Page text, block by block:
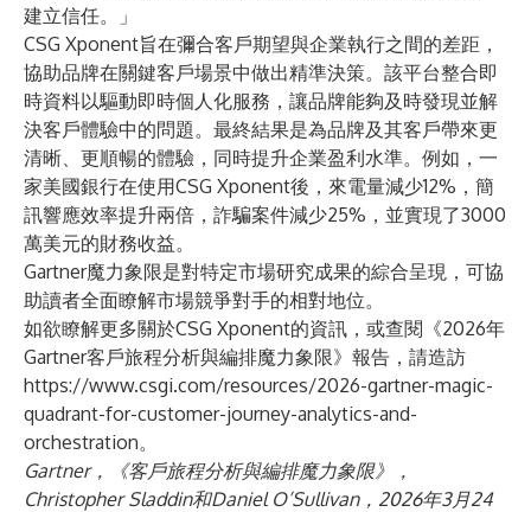
建立信任。」
CSG Xponent旨在彌合客戶期望與企業執行之間的差距，
協助品牌在關鍵客戶場景中做出精準決策。該平台整合即
時資料以驅動即時個人化服務，讓品牌能夠及時發現並解
決客戶體驗中的問題。最終結果是為品牌及其客戶帶來更
清晰、更順暢的體驗，同時提升企業盈利水準。例如，一
家美國銀行在使用CSG Xponent後，來電量減少12%，簡
訊響應效率提升兩倍，詐騙案件減少25%，並實現了3000
萬美元的財務收益。
Gartner魔力象限是對特定市場研究成果的綜合呈現，可協
助讀者全面瞭解市場競爭對手的相對地位。
如欲瞭解更多關於CSG Xponent的資訊，或查閱《2026年
Gartner客戶旅程分析與編排魔力象限》報告，請造訪
https://www.csgi.com/resources/2026-gartner-magic-
quadrant-for-customer-journey-analytics-and-
orchestration。
Gartner，
《客戶旅程分析與編排魔力象限》
，
Christopher Sladdin和Daniel O’Sullivan，2026年3月24